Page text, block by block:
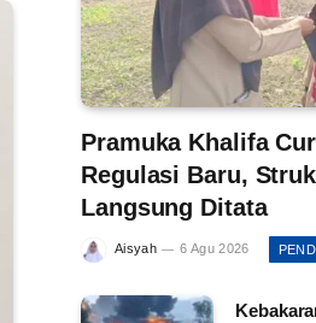
Pramuka Khalifa
Regulasi Baru,
Langsung Ditata
Aisyah 6 Agu 2026